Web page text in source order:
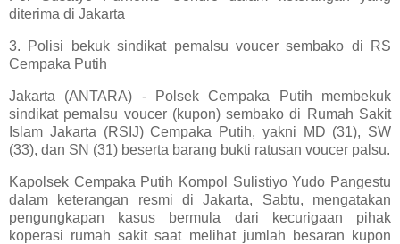
diterima di Jakarta
3. Polisi bekuk sindikat pemalsu voucer sembako di RS
Cempaka Putih
Jakarta (ANTARA) - Polsek Cempaka Putih membekuk
sindikat pemalsu voucer (kupon) sembako di Rumah Sakit
Islam Jakarta (RSIJ) Cempaka Putih, yakni MD (31), SW
(33), dan SN (31) beserta barang bukti ratusan voucer palsu.
Kapolsek Cempaka Putih Kompol Sulistiyo Yudo Pangestu
dalam keterangan resmi di Jakarta, Sabtu, mengatakan
pengungkapan kasus bermula dari kecurigaan pihak
koperasi rumah sakit saat melihat jumlah besaran kupon